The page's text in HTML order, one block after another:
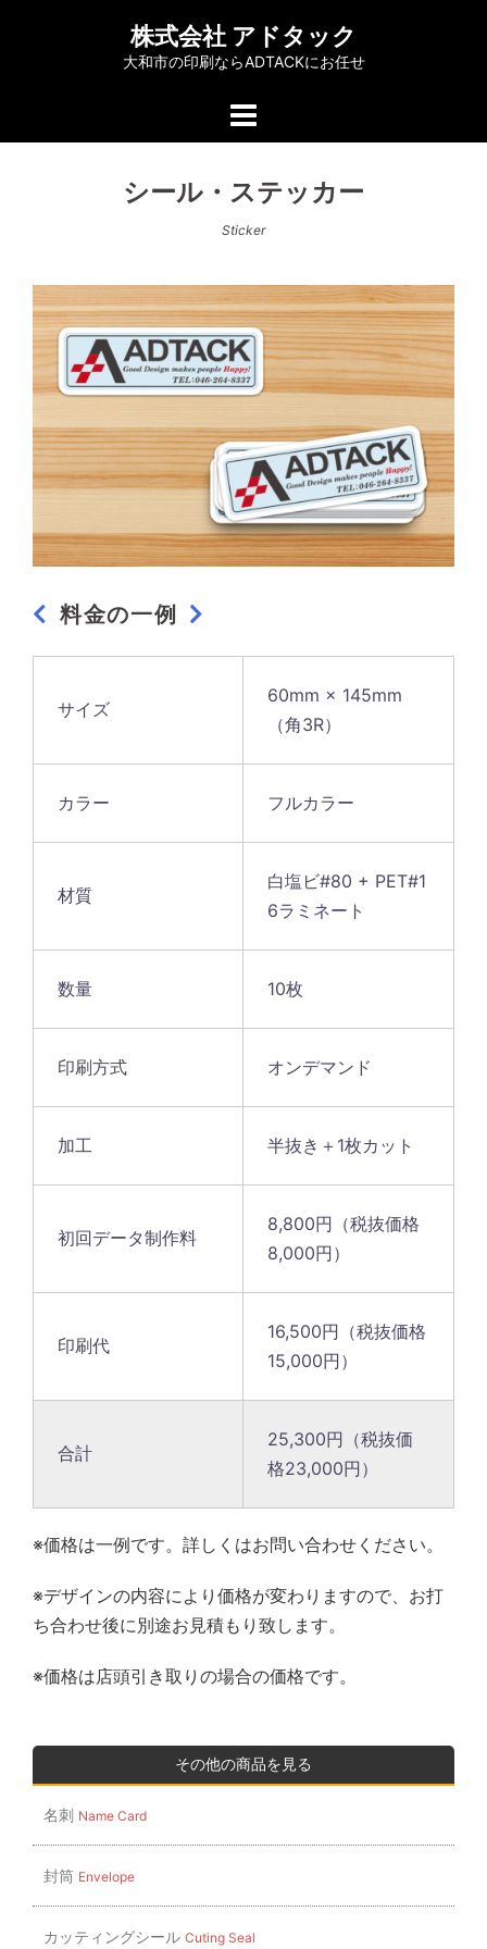
株式会社 アドタック
大和市の印刷ならADTACKにお任せ
シール・ステッカー
Sticker
料金の一例
サイズ
60mm × 145mm
（角3R）
カラー フルカラー
材質
白塩ビ#80 + PET#1
6ラミネート
数量 10枚
印刷方式 オンデマンド
加工 半抜き＋1枚カット
初回データ制作料
8,800円（税抜価格
8,000円）
印刷代
16,500円（税抜価格
15,000円）
合計
25,300円（税抜価
格23,000円）
※価格は一例です。詳しくはお問い合わせください。
※デザインの内容により価格が変わりますので、お打
ち合わせ後に別途お見積もり致します。
※価格は店頭引き取りの場合の価格です。
その他の商品を見る
名刺 Name Card
封筒 Envelope
カッティングシール Cuting Seal